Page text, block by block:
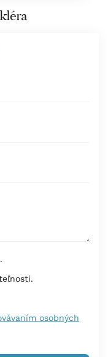
osobných